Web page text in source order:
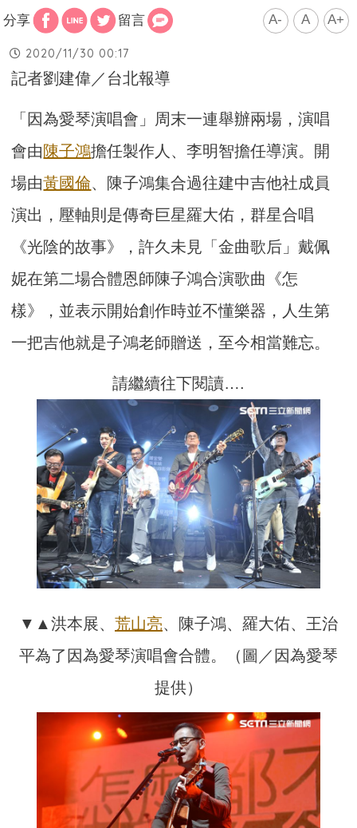
分享 留言 A- A A+
2020/11/30 00:17
記者劉建偉／台北報導
「因為愛琴演唱會」周末一連舉辦兩場，演唱
會由陳子鴻擔任製作人、李明智擔任導演。開
場由黃國倫、陳子鴻集合過往建中吉他社成員
演出，壓軸則是傳奇巨星羅大佑，群星合唱
《光陰的故事》，許久未見「金曲歌后」戴佩
妮在第二場合體恩師陳子鴻合演歌曲《怎
樣》，並表示開始創作時並不懂樂器，人生第
一把吉他就是子鴻老師贈送，至今相當難忘。
請繼續往下閱讀….
▼▲洪本展、 荒山亮、陳子鴻、羅大佑、王治
平為了因為愛琴演唱會合體。（圖／因為愛琴
提供）